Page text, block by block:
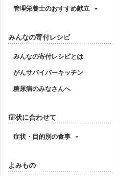
管理栄養士のおすすめ献立
みんなの寄付レシピ
みんなの寄付レシピとは
がんサバイバーキッチン
糖尿病のみなさんへ
症状に合わせて
症状・目的別の食事
よみもの